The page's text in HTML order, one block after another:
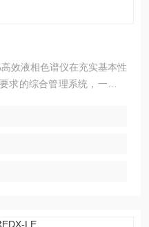
效液相色谱仪在充实基本性
求的综合管理系统，一元化